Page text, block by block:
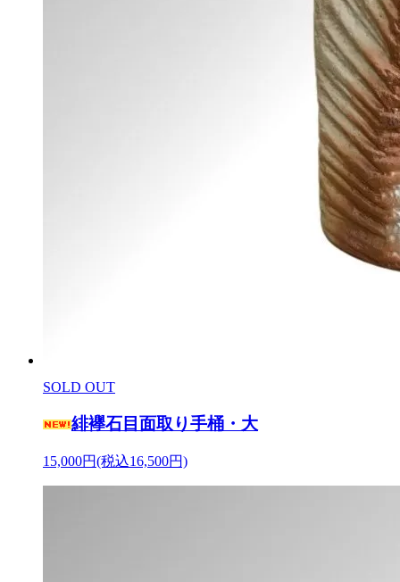
SOLD OUT
緋襷石目面取り手桶・大
15,000円(税込16,500円)